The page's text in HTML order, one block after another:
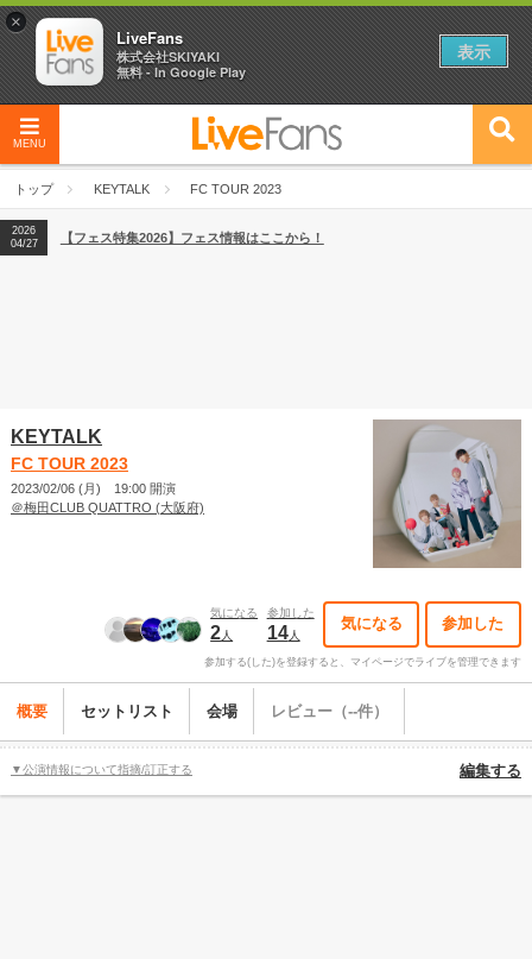
MENU
トップ KEYTALK FC TOUR 2023
2026
04/27
2026
【ライブ動員ランキング】2026年上半期編発表！
2026
04/27
【フェス特集2026】フェス情報はここから！
KEYTALK
FC TOUR 2023
2023/02/06 (月) 19:00 開演
＠梅田CLUB QUATTRO (大阪府)
気になる
2人
参加した
14人
気になる 参加した
参加する(した)を登録すると、マイページでライブを管理できます
概要 セットリスト 会場 レビュー（--件）
▼公演情報について指摘/訂正する 編集する
×
LiveFans
株式会社SKIYAKI
無料 - In Google Play
表示